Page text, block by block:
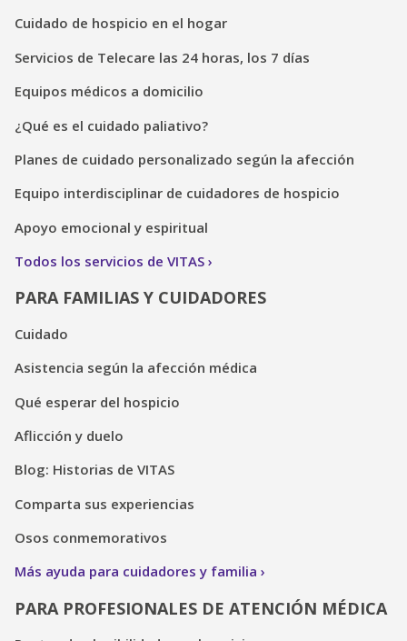
Cuidado de hospicio en el hogar
Servicios de Telecare las 24 horas, los 7 días
Equipos médicos a domicilio
¿Qué es el cuidado paliativo?
Planes de cuidado personalizado según la afección
Equipo interdisciplinar de cuidadores de hospicio
Apoyo emocional y espiritual
Todos los servicios de VITAS
PARA FAMILIAS Y CUIDADORES
Cuidado
Asistencia según la afección médica
Qué esperar del hospicio
Aflicción y duelo
Blog: Historias de VITAS
Comparta sus experiencias
Osos conmemorativos
Más ayuda para cuidadores y familia
PARA PROFESIONALES DE ATENCIÓN MÉDICA